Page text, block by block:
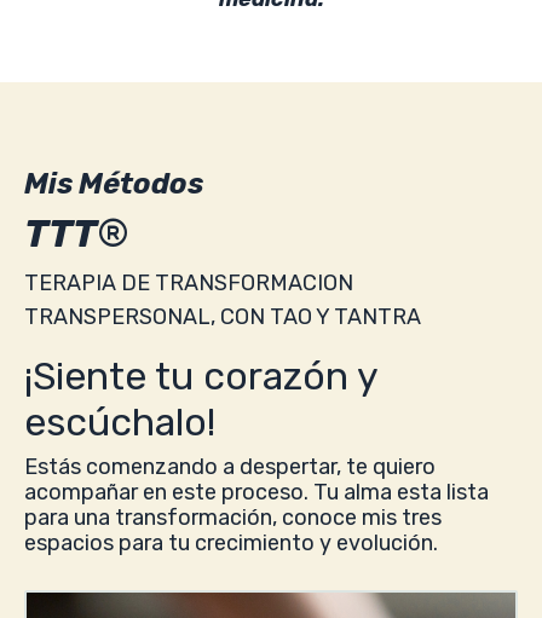
Mis Métodos
TTT®
TERAPIA DE TRANSFORMACION
TRANSPERSONAL, CON TAO Y TANTRA
¡Siente tu corazón y
escúchalo!
Estás comenzando a despertar, te quiero
acompañar en este proceso. Tu alma esta lista
para una transformación, conoce mis tres
espacios para tu crecimiento y evolución.